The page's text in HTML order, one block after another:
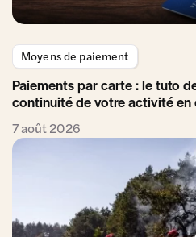
Moyens de paiement
Paiements par carte : le tuto
continuité de votre activité en
7 août 2026